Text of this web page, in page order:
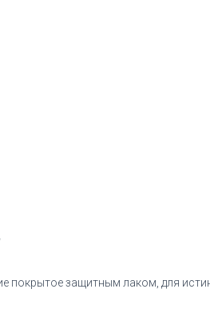
покрытое защитным лаком, для